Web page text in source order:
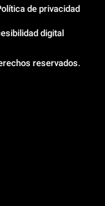
reservados.
de privacidad
digital